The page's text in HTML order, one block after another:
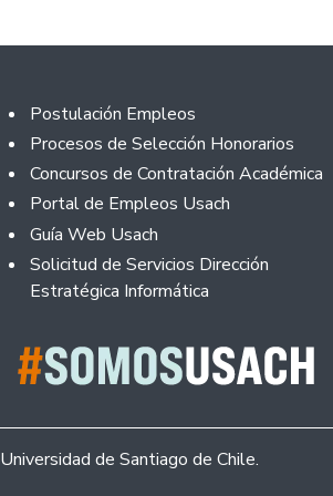
Rodapé
Postulación Empleos
Procesos de Selección Honorarios
Concursos de Contratación Académica
Portal de Empleos Usach
Guía Web Usach
Solicitud de Servicios Dirección
Estratégica Informática
Universidad de Santiago de Chile.